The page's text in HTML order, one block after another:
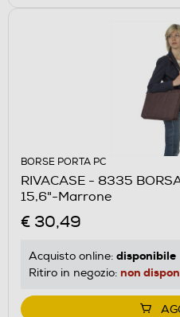
BORSE PORTA PC
RIVACASE - 8335
15,6"-Marrone
€ 30,49
Acquisto online: disponibile
Ritiro in negozio: non